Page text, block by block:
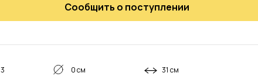
Сообщить о поступлении
3 0 см 31 см